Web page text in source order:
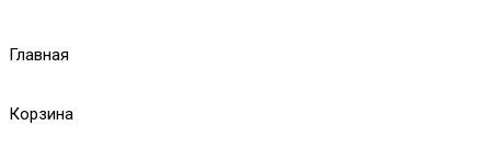
Главная
Корзина